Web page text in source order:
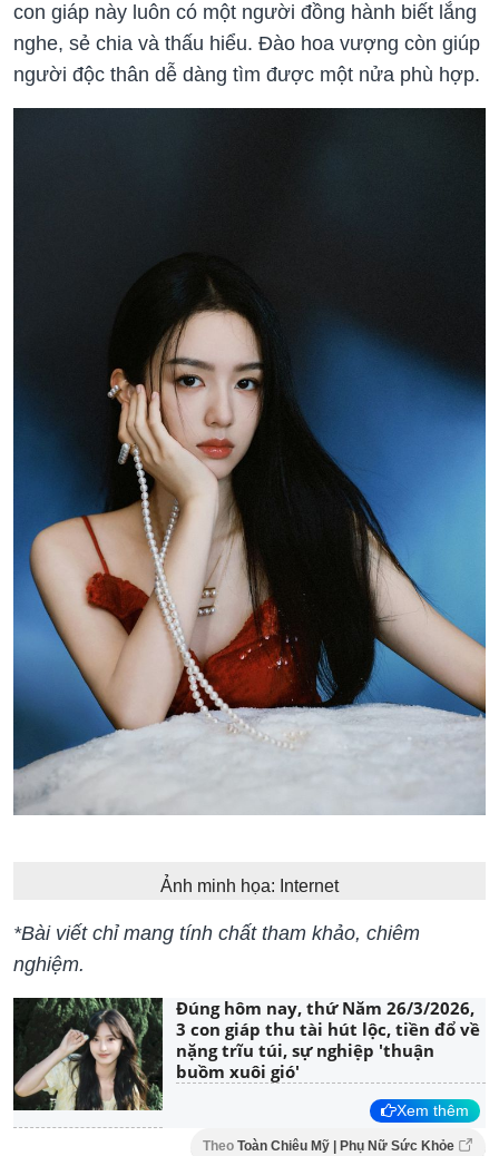
con giáp này luôn có một người đồng hành biết lắng
nghe, sẻ chia và thấu hiểu. Đào hoa vượng còn giúp
người độc thân dễ dàng tìm được một nửa phù hợp.
Ảnh minh họa: Internet
*Bài viết chỉ mang tính chất tham khảo, chiêm
nghiệm.
Đúng hôm nay, thứ Năm 26/3/2026,
3 con giáp thu tài hút lộc, tiền đổ về
nặng trĩu túi, sự nghiệp 'thuận
buồm xuôi gió'
Xem thêm
Theo Toàn Chiêu Mỹ | Phụ Nữ Sức Khỏe